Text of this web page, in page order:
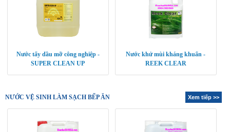
Nước tẩy dầu mỡ công nghiệp -
SUPER CLEAN UP
Nước khử mùi kháng khuẩn -
REEK CLEAR
NƯỚC VỆ SINH LÀM SẠCH BẾP ĂN Xem tiếp >>